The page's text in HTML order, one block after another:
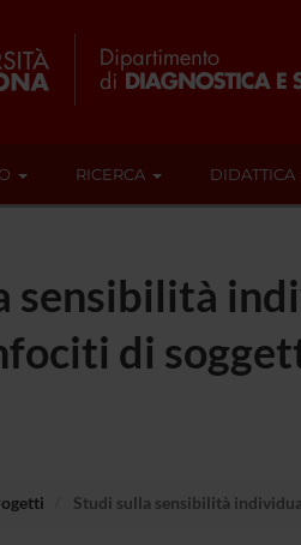
RICERCA DIDATTICA
sensibilità
di
Studi sulla sensibilità